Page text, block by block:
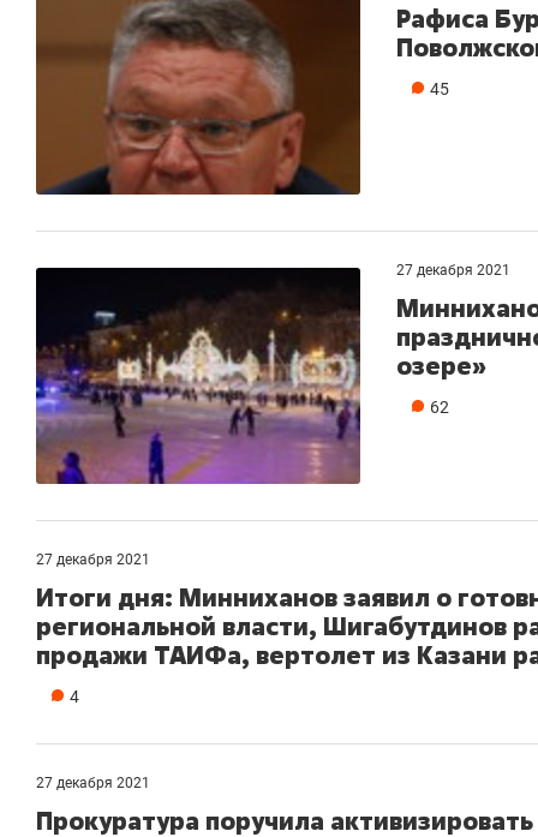
Рафиса
45
27 декабря 2021
озере»
62
27 декабря 2021
Итоги дня: Минниханов заявил о
региональной власти, Шигабутдинов
продажи ТАИФа, вертолет из Казани
4
27 декабря 2021
Прокуратура поручила